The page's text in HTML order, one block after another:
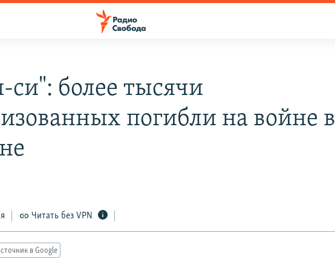
си": более тысячи
погибли на войне в
Читать без VPN
в Google